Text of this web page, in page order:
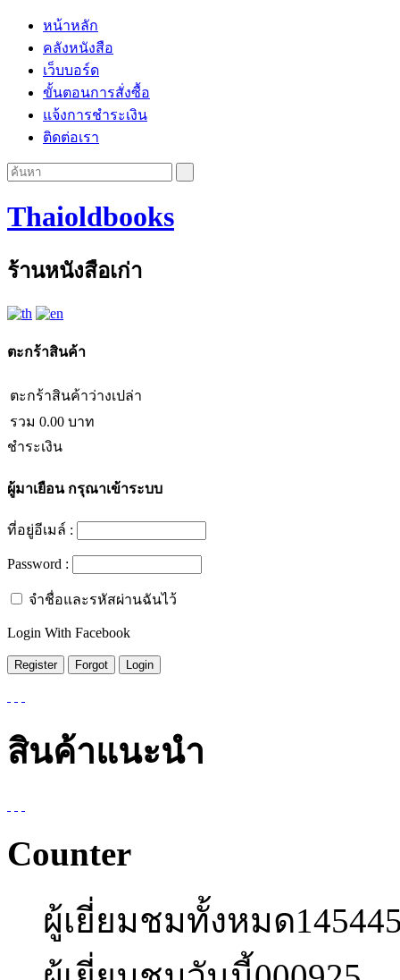
หน้าหลัก
คลังหนังสือ
เว็บบอร์ด
ขั้นตอนการสั่งซื้อ
แจ้งการชำระเงิน
ติดต่อเรา
Thaioldbooks
ร้านหนังสือเก่า
ตะกร้าสินค้า
ตะกร้าสินค้าว่างเปล่า
รวม 0.00 บาท
ชำระเงิน
ผู้มาเยือนกรุณาเข้าระบบ
ที่อยู่อีเมล์ :
Password :
จำชื่อและรหัสผ่านฉันไว้
Login With Facebook
สินค้าแนะนำ
Counter
ผู้เยี่ยมชมทั้งหมด